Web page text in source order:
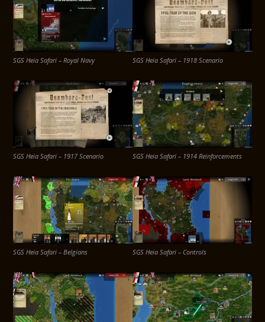
SGS Heia Safari – Royal Navy SGS Heia Safari – 1918 Scenario
SGS Heia Safari – 1917 Scenario SGS Heia Safari – 1914 Reinforcements
SGS Heia Safari – Belgians SGS Heia Safari – Controls